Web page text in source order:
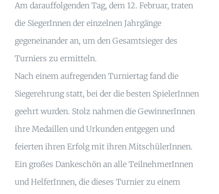
Am darauffolgenden Tag, dem 12. Februar, traten
die SiegerInnen der einzelnen Jahrgänge
gegeneinander an, um den Gesamtsieger des
Turniers zu ermitteln.
Nach einem aufregenden Turniertag fand die
Siegerehrung statt, bei der die besten SpielerInnen
geehrt wurden. Stolz nahmen die GewinnerInnen
ihre Medaillen und Urkunden entgegen und
feierten ihren Erfolg mit ihren MitschülerInnen.
Ein großes Dankeschön an alle TeilnehmerInnen
und HelferInnen, die dieses Turnier zu einem